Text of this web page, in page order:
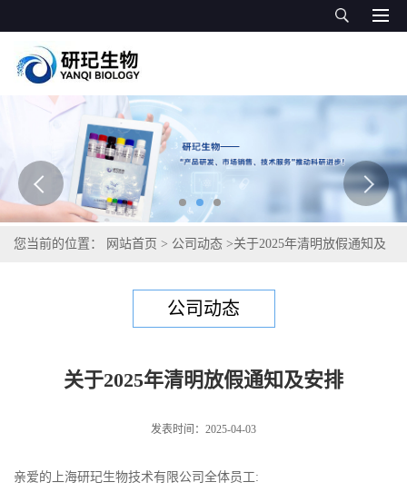
您当前的位置： 网站首页 > 公司动态 >关于2025年清明放假通知及
公司动态
关于2025年清明放假通知及安排
发表时间：2025-04-03
亲爱的上海研玘生物技术有限公司全体员工: